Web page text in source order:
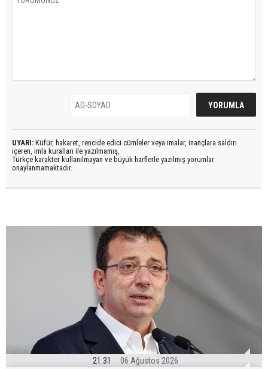
UYARI: Küfür, hakaret, rencide edici cümleler veya imalar, inançlara saldırı
içeren, imla kuralları ile yazılmamış,
Türkçe karakter kullanılmayan ve büyük harflerle yazılmış yorumlar
onaylanmamaktadır.
21:31 06 Ağustos 2026